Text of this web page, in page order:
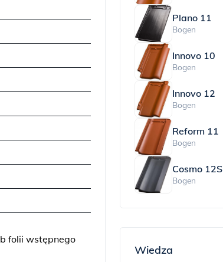
folii wstępnego
Plano 11
Bogen
Innovo 10
Bogen
Innovo 12
Bogen
Reform 11
Bogen
Cosmo 12S
Bogen
Wiedza